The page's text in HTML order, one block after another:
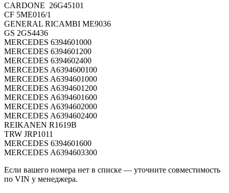
CARDONE 26G45101
CF 5ME016/1
GENERAL RICAMBI ME9036
GS 2GS4436
MERCEDES 6394601000
MERCEDES 6394601200
MERCEDES 6394602400
MERCEDES A6394600100
MERCEDES A6394601000
MERCEDES A6394601200
MERCEDES A6394601600
MERCEDES A6394602000
MERCEDES A6394602400
REIKANEN R1619B
TRW JRP1011
MERCEDES 6394601600
MERCEDES A6394603300
Если вашего номера нет в списке — уточните совместимость
по VIN у менеджера.